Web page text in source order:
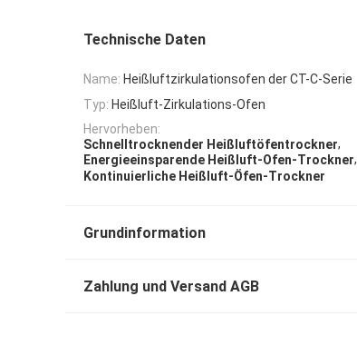
Technische Daten
Name: Heißluftzirkulationsofen der CT-C-Serie
Typ: Heißluft-Zirkulations-Ofen
Hervorheben:
Schnelltrocknender Heißluftöfentrockner,
Energieeinsparende Heißluft-Ofen-Trockner,
Kontinuierliche Heißluft-Öfen-Trockner
Grundinformation
Zahlung und Versand AGB